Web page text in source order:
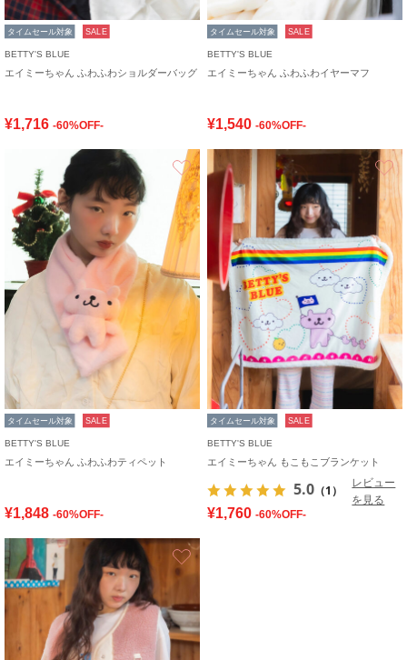
タイムセール対象 SALE
BETTY'S BLUE
エイミーちゃん ふわふわショルダーバッグ
¥1,716 -60%OFF-
タイムセール対象 SALE
BETTY'S BLUE
エイミーちゃん ふわふわイヤーマフ
¥1,540 -60%OFF-
お気に入り
タイムセール対象 SALE
BETTY'S BLUE
エイミーちゃん ふわふわティペット
¥1,848 -60%OFF-
タイムセール対象 SALE
BETTY'S BLUE
エイミーちゃん もこもこブランケット
5.0 （1）
レビュー
を見る
¥1,760 -60%OFF-
お気に入り